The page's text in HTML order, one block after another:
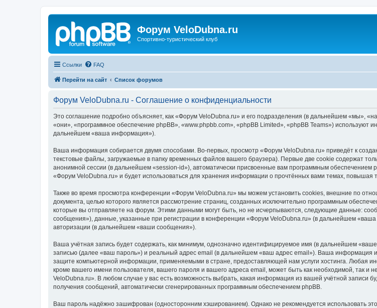
Форум VeloDubna.ru
Спортивно-туристический клуб
Ссылки FAQ
Перейти на сайт Список форумов
Форум VeloDubna.ru - Соглашение о конфиденциальности
Это соглашение подробно объясняет, как «Форум VeloDubna.ru» и его подразделения (в дальнейшем «мы»,
«они», «программное обеспечение phpBB», «www.phpbb.com», «phpBB Limited», «phpBB Teams») используют
дальнейшем «ваша информация»).
Ваша информация собирается двумя способами. Во-первых, просмотр «Форум VeloDubna.ru» приведёт к
текстовые файлы, загружаемые в папку временных файлов вашего браузера). Первые две cookie содержат
анонимной сессии (в дальнейшем «session-id»), автоматически присвоенные вам программным обеспечением
«Форум VeloDubna.ru» и будет использоваться для хранения информации о прочтённых вами темах, повышая
Также во время просмотра конференции «Форум VeloDubna.ru» мы можем установить cookies, внешние по
документа, целью которого является рассмотрение страниц, созданных исключительно программным
которые вы отправляете на форум. Этими данными могут быть, но не исчерпываются, следующие данные:
сообщения»), данные, указанные при регистрации в конференции «Форум VeloDubna.ru» (в дальнейшем
авторизации (в дальнейшем «ваши сообщения»).
Ваша учётная запись будет содержать, как минимум, однозначно идентифицируемое имя (в дальнейшем
записью (далее «ваш пароль») и реальный адрес email (в дальнейшем «ваш адрес email»). Ваша информация
защите компьютерной информации, применяемыми в стране, предоставляющей нам услуги хостинга. Любая
кроме вашего имени пользователя, вашего пароля и вашего адреса email, может быть как необходимой, так
VeloDubna.ru». В любом случае у вас есть возможность выбрать, какая информация из вашей учётной записи
получения сообщений, автоматически сгенерированных программным обеспечением phpBB.
Ваш пароль надёжно зашифрован (односторонним хэшированием). Однако не рекомендуется использовать